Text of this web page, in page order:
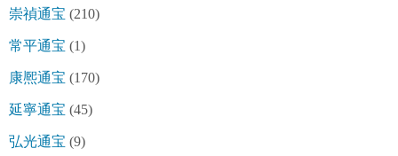
崇禎通宝 (210)
常平通宝 (1)
康熈通宝 (170)
延寧通宝 (45)
弘光通宝 (9)